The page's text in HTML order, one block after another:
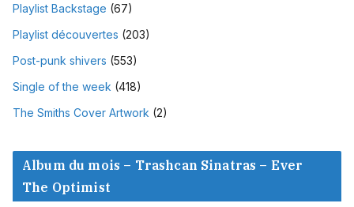
Playlist Backstage (67)
Playlist découvertes (203)
Post-punk shivers (553)
Single of the week (418)
The Smiths Cover Artwork (2)
Album du mois – Trashcan Sinatras – Ever
The Optimist